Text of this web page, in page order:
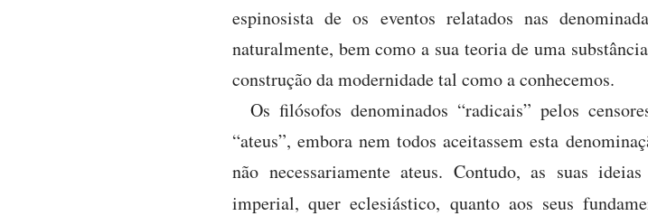
espinosista de os eventos relatados nas
naturalmente, bem como a sua teoria de uma
construção da modernidade tal como a conhecemos.
Os filósofos denominados “radicais” pelos
“ateus”, embora nem todos aceitassem esta
não necessariamente ateus. Contudo, as suas
imperial, quer eclesiástico, quanto aos seus